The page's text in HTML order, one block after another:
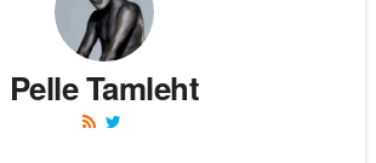
Pelle Tamleht